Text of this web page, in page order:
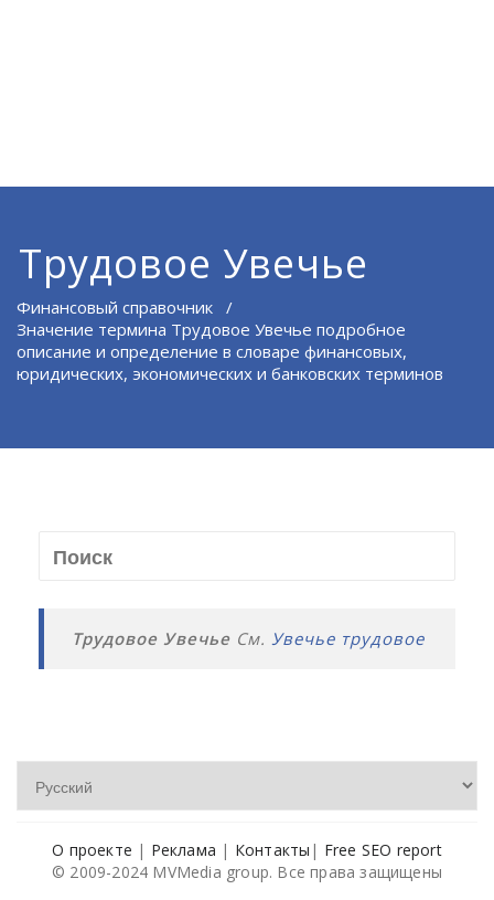
Трудовое Увечье
Финансовый справочник /
Значение термина Трудовое Увечье подробное
описание и определение в словаре финансовых,
юридических, экономических и банковских терминов
Трудовое Увечье См.Увечье трудовое
О проекте | Реклама | Контакты | Free SEO report
© 2009-2024 MVMedia group. Все права защищены